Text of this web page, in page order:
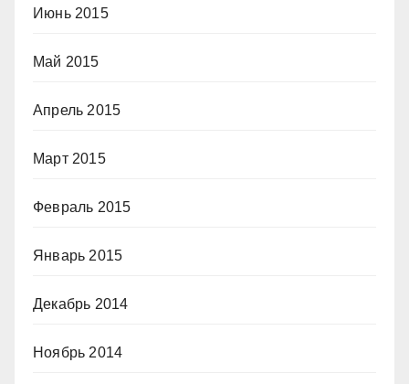
Июнь 2015
Май 2015
Апрель 2015
Март 2015
Февраль 2015
Январь 2015
Декабрь 2014
Ноябрь 2014